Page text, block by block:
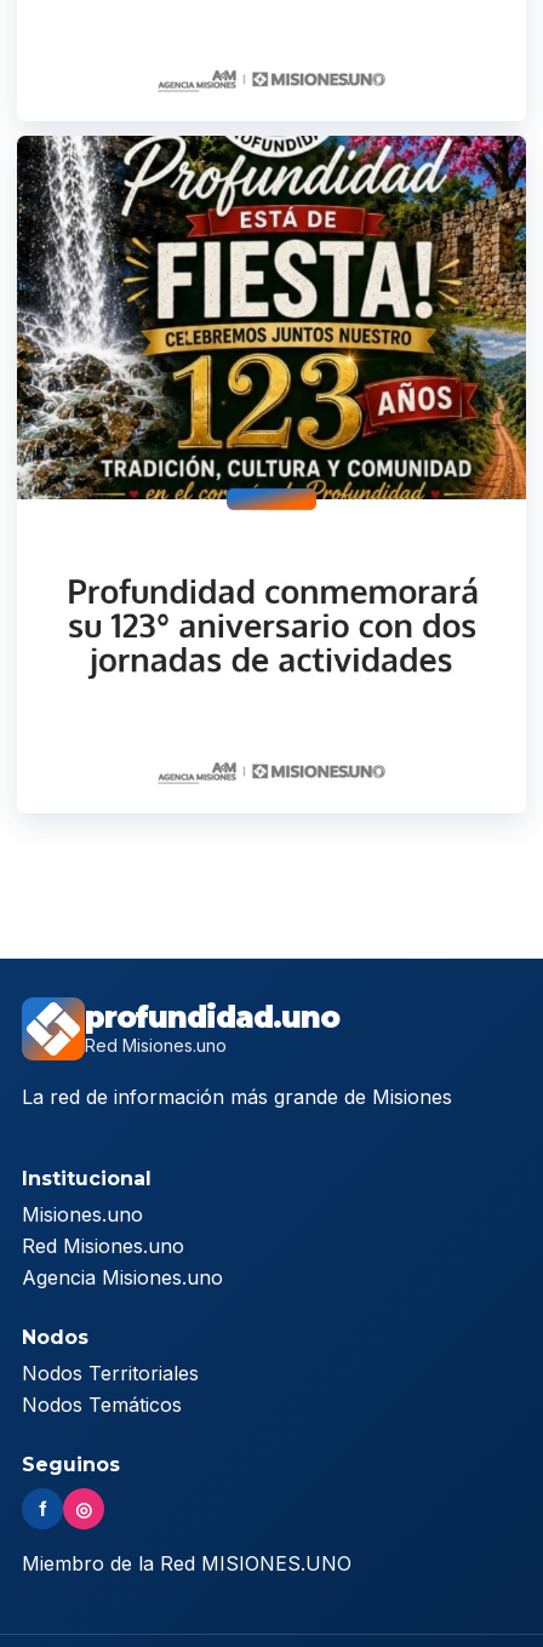
profundidad.uno
Red Misiones.uno
La red de información más grande de Misiones
Institucional
Misiones.uno
Red Misiones.uno
Agencia Misiones.uno
Nodos
Nodos Territoriales
Nodos Temáticos
Seguinos
f ◎
Miembro de la Red MISIONES.UNO